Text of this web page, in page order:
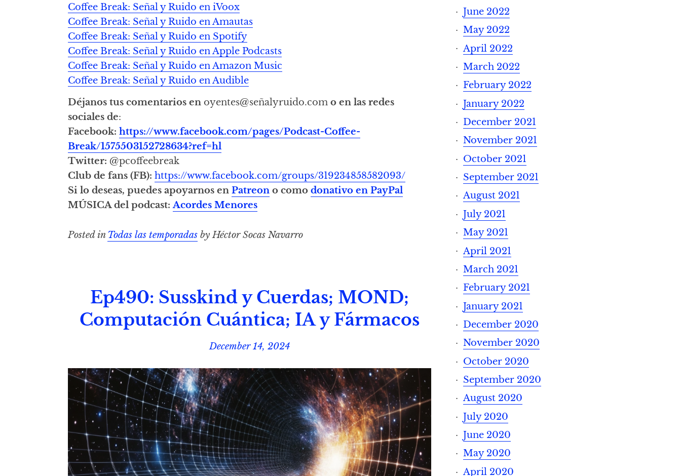
Coffee Break: Señal y Ruido en iVoox
Coffee Break: Señal y Ruido en Amautas
Coffee Break: Señal y Ruido en Spotify
Coffee Break: Señal y Ruido en Apple Podcasts
Coffee Break: Señal y Ruido en Amazon Music
Coffee Break: Señal y Ruido en Audible
Déjanos tus comentarios en oyentes@señalyruido.como en las redes
sociales de:
Facebook:https://www.facebook.com/pages/Podcast-Coffee-
Break/1575503152728634?ref=hl
Twitter: @pcoffeebreak
Club de fans (FB):https://www.facebook.com/groups/319234858582093/
Si lo deseas, puedes apoyarnos enPatreon o comodonativo en PayPal
MÚSICA del podcast:Acordes Menores
Posted inTodas las temporadas by Héctor Socas Navarro
Ep490: Susskind y Cuerdas; MOND;
Computación Cuántica; IA y Fármacos
December 14, 2024
June 2022
May 2022
April 2022
March 2022
February 2022
January 2022
December 2021
November 2021
October 2021
September 2021
August 2021
July 2021
May 2021
April 2021
March 2021
February 2021
January 2021
December 2020
November 2020
October 2020
September 2020
August 2020
July 2020
June 2020
May 2020
April 2020